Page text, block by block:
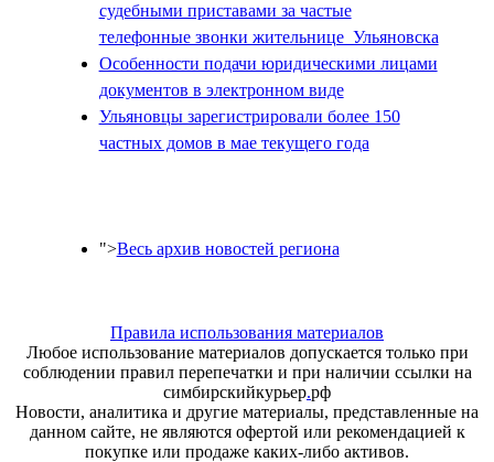
судебными приставами за частые
телефонные звонки жительнице Ульяновска
Особенности подачи юридическими лицами
документов в электронном виде
Ульяновцы зарегистрировали более 150
частных домов в мае текущего года
">Весь архив новостей региона
Правила использования материалов
Любое использование материалов допускается только при
соблюдении правил перепечатки и при наличии ссылки на
симбирскийкурьер.рф
Новости, аналитика и другие материалы, представленные на
данном сайте, не являются офертой или рекомендацией к
покупке или продаже каких-либо активов.